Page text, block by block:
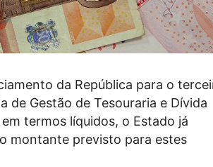
da República para o
de Gestão de Tesouraria e Dívida
termos líquidos, o Estado já
montante previsto para estes